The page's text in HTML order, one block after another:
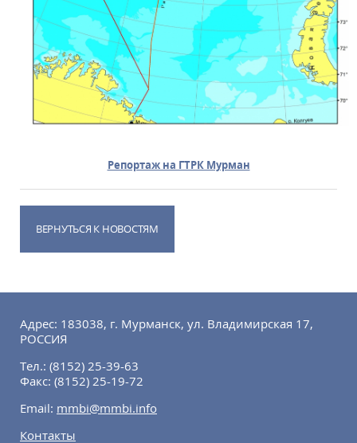
Репортаж на ГТРК Мурман
ВЕРНУТЬСЯ К НОВОСТЯМ
Адрес: 183038, г. Мурманск, ул. Владимирская 17,
РОССИЯ
Тел.: (8152) 25-39-63
Факс: (8152) 25-19-72
Email: mmbi@mmbi.info
Контакты